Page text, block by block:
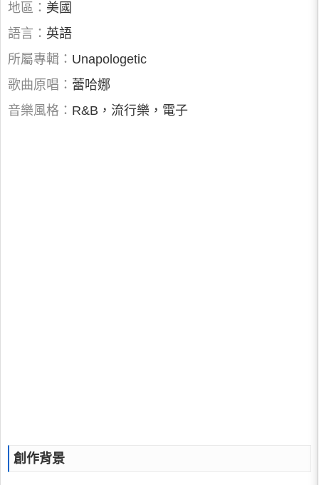
地區： 美國
語言： 英語
所屬專輯： Unapologetic
歌曲原唱： 蕾哈娜
音樂風格： R&B，流行樂，電子
創作背景